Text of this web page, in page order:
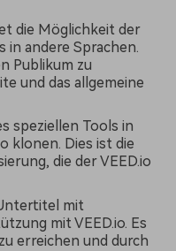
die Möglichkeit der
in andere Sprachen.
Publikum zu
und das allgemeine
speziellen Tools in
klonen. Dies ist die
die der VEED.io
mit
mit VEED.io. Es
erreichen und durch